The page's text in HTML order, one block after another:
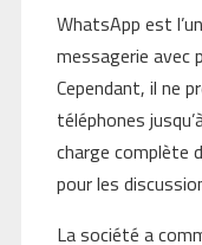
WhatsApp est
messagerie avec
Cependant, il ne
téléphones
charge complète
pour les
La société a